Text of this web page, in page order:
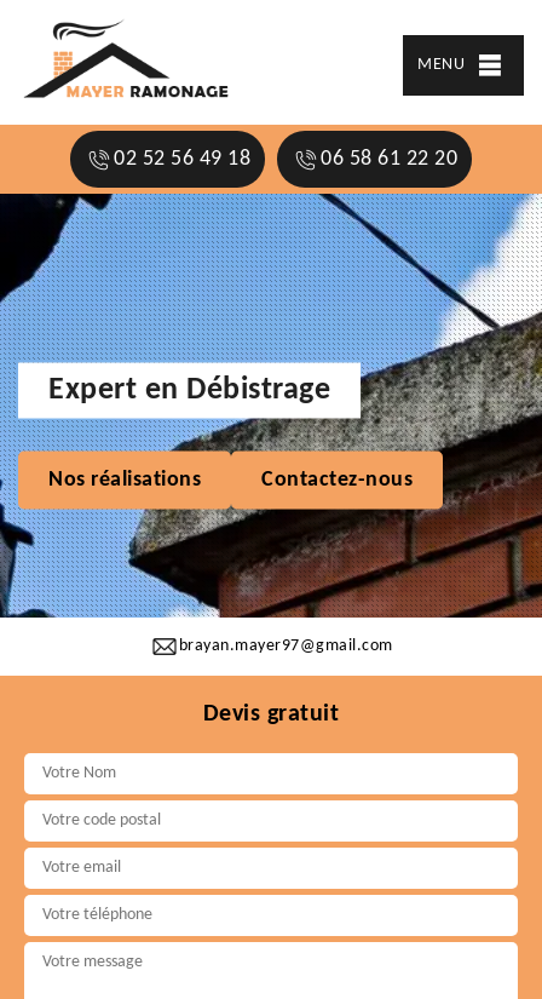
MENU
02 52 56 49 18 06 58 61 22 20
brayan.mayer97@gmail.com
Expert en Débistrage
Nos réalisations Contactez-nous
Devis gratuit